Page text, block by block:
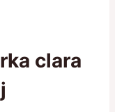
clara